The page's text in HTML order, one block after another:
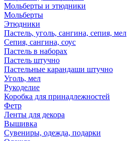
Мольберты и этюдники
Мольберты
Этюдники
Пастель, уголь, сангина, сепия, мел
Сепия, сангина, соус
Пастель в наборах
Пастель штучно
Пастельные карандаши штучно
Уголь, мел
Рукоделие
Коробка для принадлежностей
Фетр
Ленты для декора
Вышивка
Сувениры, одежда, подарки